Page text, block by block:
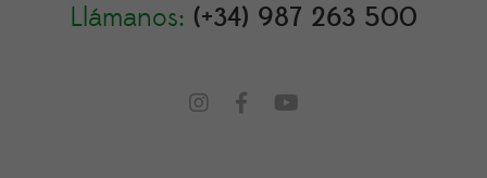
Llámanos: (+34) 987 263 500